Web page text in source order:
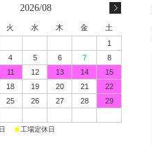
2026/08
火 水 木 金
土
1
4 5 6 7
8
11 12 13 14
15
18 19 20 21
22
25 26 27 28
29
■ 工場定休日